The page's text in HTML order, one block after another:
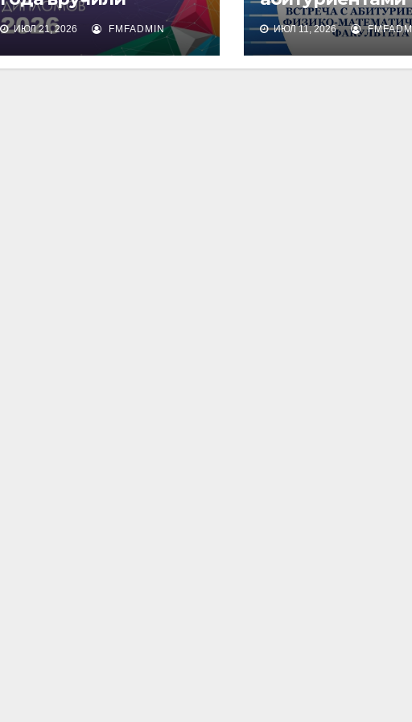
дипломы о высшем
образовании
ИЮЛ 21, 2026 FMFADMIN
физико-
факультета и их
ИЮЛ 11, 2026